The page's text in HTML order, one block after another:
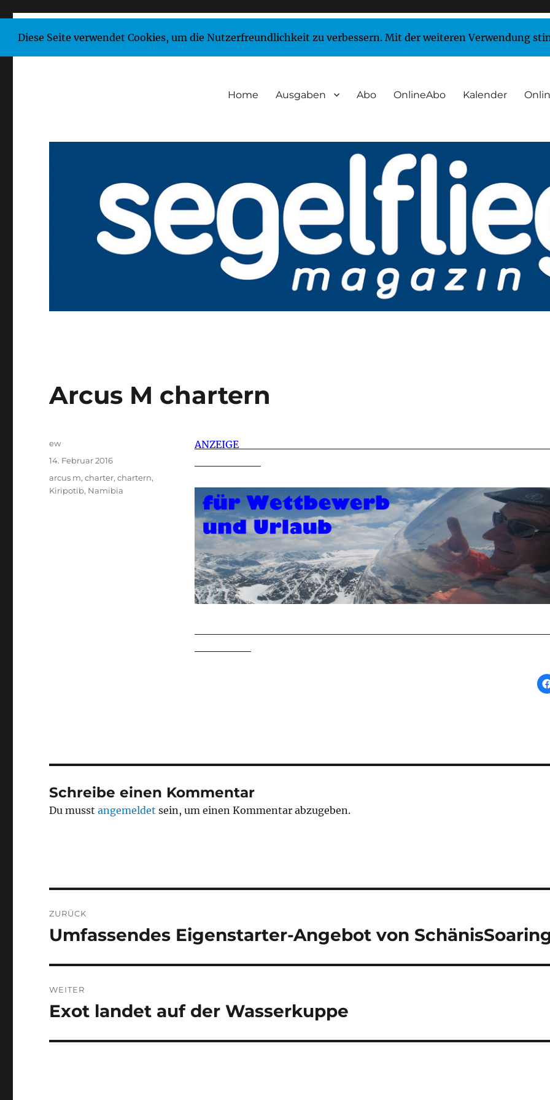
Home Ausgaben Abo OnlineAbo Kalender
Arcus M chartern
Autor
ew
Veröffentlicht
14. Februar 2016
Schlagwörter
arcus m,charter,chartern,
Kiripotib, Namibia
Schreibe einen Kommentar
Du musstangemeldet sein, um einen Kommentar abzugeben.
ZURÜCK
Vorheriger
Umfassendes Eigenstarter-Angebot von
WEITER
Nächster
Exot landet auf der Wasserkuppe
Diese Seite verwendet Cookies, um die Nutzerfreundlichkeit zu verbessern. Mit der weiteren Verwendung